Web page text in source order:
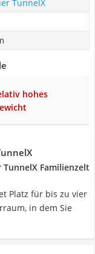
TunnelX
hohes
TunnelX Familienzelt
Platz für bis zu vier
in dem Sie